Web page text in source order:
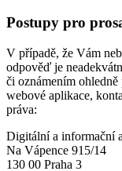
Postupy pro
V případě, že Vám
odpověď je
či oznámením
webové aplikace,
práva:
Digitální a informační
Na Vápence 915/14
130 00 Praha 3